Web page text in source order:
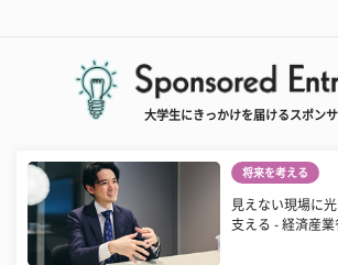
大学生にきっかけを届けるスポン
将来を考える
見えない現場に
支える - 経済産業